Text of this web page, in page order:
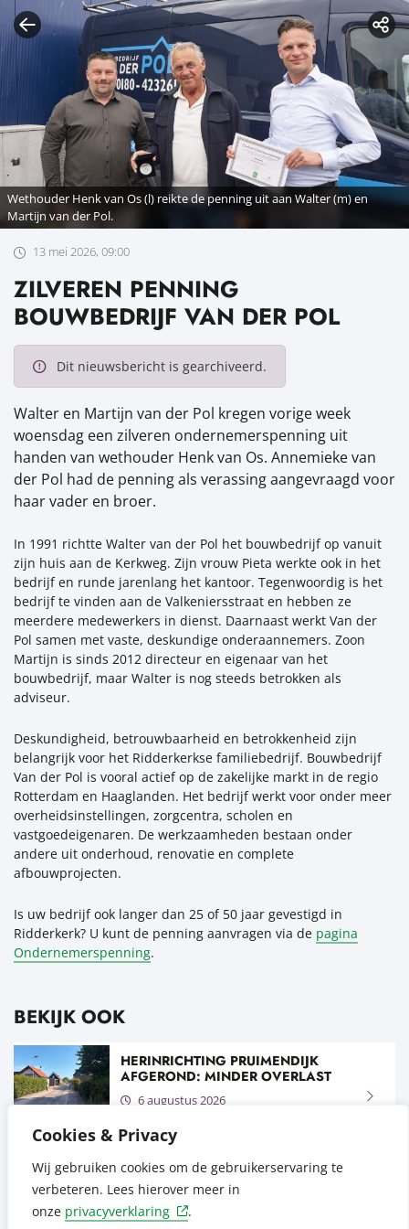
Cookies & Privacy
Wij gebruiken cookies om de gebruikerservaring te
verbeteren. Lees hierover meer in
onze privacyverklaring .
Wethouder Henk van Os (l) reikte de penning uit aan Walter (m) en
Martijn van der Pol.
13 mei 2026, 09:00
ZILVEREN PENNING
BOUWBEDRIJF VAN DER POL
Dit nieuwsbericht is gearchiveerd.
Walter en Martijn van der Pol kregen vorige week
woensdag een zilveren ondernemerspenning uit
handen van wethouder Henk van Os. Annemieke van
der Pol had de penning als verassing aangevraagd voor
haar vader en broer.
In 1991 richtte Walter van der Pol het bouwbedrijf op vanuit
zijn huis aan de Kerkweg. Zijn vrouw Pieta werkte ook in het
bedrijf en runde jarenlang het kantoor. Tegenwoordig is het
bedrijf te vinden aan de Valkeniersstraat en hebben ze
meerdere medewerkers in dienst. Daarnaast werkt Van der
Pol samen met vaste, deskundige onderaannemers. Zoon
Martijn is sinds 2012 directeur en eigenaar van het
bouwbedrijf, maar Walter is nog steeds betrokken als
adviseur.
Deskundigheid, betrouwbaarheid en betrokkenheid zijn
belangrijk voor het Ridderkerkse familiebedrijf. Bouwbedrijf
Van der Pol is vooral actief op de zakelijke markt in de regio
Rotterdam en Haaglanden. Het bedrijf werkt voor onder meer
overheidsinstellingen, zorgcentra, scholen en
vastgoedeigenaren. De werkzaamheden bestaan onder
andere uit onderhoud, renovatie en complete
afbouwprojecten.
Is uw bedrijf ook langer dan 25 of 50 jaar gevestigd in
Ridderkerk? U kunt de penning aanvragen via de pagina
Ondernemerspenning.
BEKIJK OOK
HERINRICHTING PRUIMENDIJK
AFGEROND: MINDER OVERLAST
6 augustus 2026
SUMMER EVENTS VOOR KINDEREN
6 augustus 2026
EEN GOEDE START VOOR IEDER KIND: